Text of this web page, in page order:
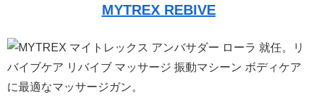
MYTREX REBIVE